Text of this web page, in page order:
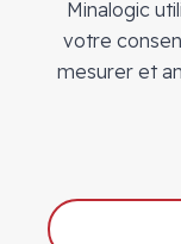
Minalogic
votre
mesurer et